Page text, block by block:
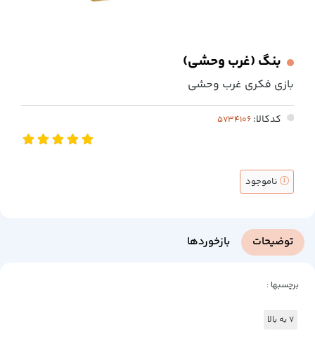
بنگ (غرب وحشی)
بازی فکری غرب وحشی
کدکالا:
ناموجود
توضیحات بازخوردها
برچسبها :
7 به بالا